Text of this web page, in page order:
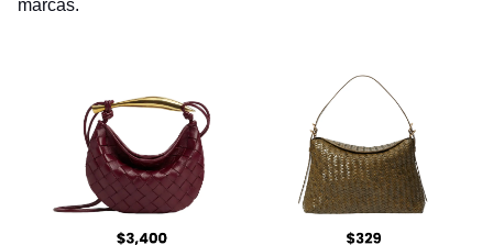
marcas.